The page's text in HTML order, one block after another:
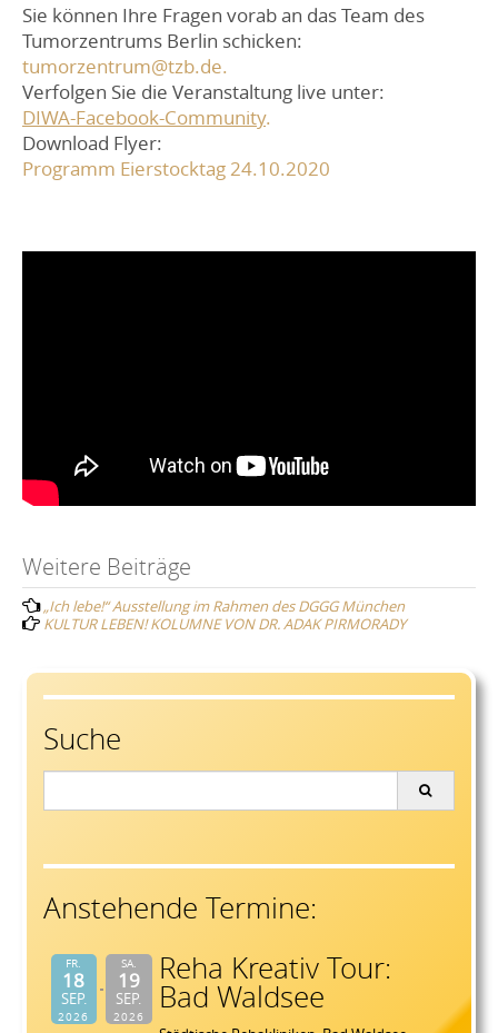
Sie können Ihre Fragen vorab an das Team des
Tumorzentrums Berlin schicken:
tumorzentrum@tzb.de.
Verfolgen Sie die Veranstaltung live unter:
DIWA-Facebook-Community.
Download Flyer:
Programm Eierstocktag 24.10.2020
Post
navigation
Weitere Beiträge
„Ich lebe!“ Ausstellung im Rahmen des DGGG München
KULTUR LEBEN! KOLUMNE VON DR. ADAK PIRMORADY
Suche
Anstehende Termine:
FR.
18
SEP.
2026
SA.
19
SEP.
2026
Reha Kreativ Tour:
Bad Waldsee